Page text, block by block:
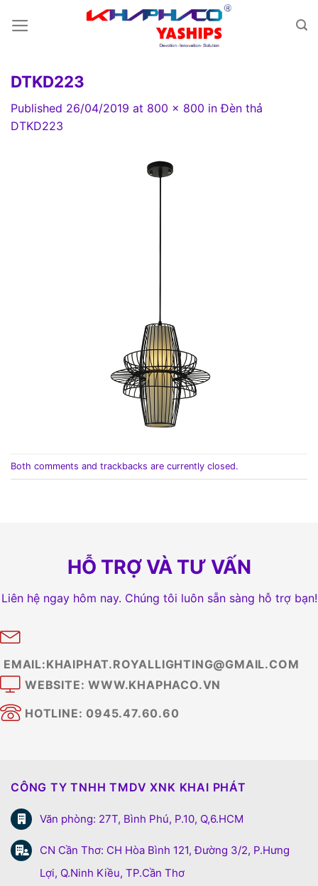
DTKD223
Published 26/04/2019 at 800 × 800 inĐèn thả
DTKD223
Both comments and trackbacks are currently closed.
HỖ TRỢ VÀ TƯ VẤN
Liên hệ ngay hôm nay. Chúng tôi luôn sẵn sàng hỗ trợ bạn!
EMAIL:KHAIPHAT.ROYALLIGHTING@GMAIL.COM
WEBSITE: WWW.KHAPHACO.VN
HOTLINE: 0945.47.60.60
CÔNG TY TNHH TMDV XNK KHAI PHÁT
Văn phòng: 27T, Bình Phú, P.10, Q,6.HCM
CN Cần Thơ: CH Hòa Bình 121, Đường 3/2, P.Hưng
Lợi, Q.Ninh Kiều, TP.Cần Thơ